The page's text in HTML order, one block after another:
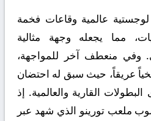
عالمية وقاعات فخمة
مما يجعله وجهة مثالية
وفي منعطف آخر للمواجهة،
عريقاً، حيث سبق له احتضان
البطولات القارية والعالمية. إذ
ملعب تورينو الذي شهد عبر